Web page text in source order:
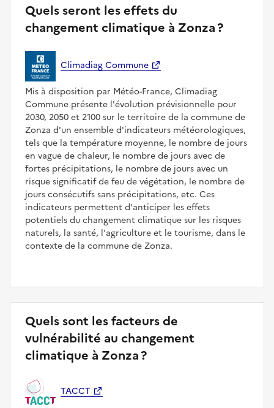
Quels seront les effets du
changement climatique à Zonza ?
Climadiag Commune
Mis à disposition par Météo-France, Climadiag
Commune présente l'évolution prévisionnelle pour
2030, 2050 et 2100 sur le territoire de la commune de
Zonza d'un ensemble d'indicateurs météorologiques,
tels que la température moyenne, le nombre de jours
en vague de chaleur, le nombre de jours avec de
fortes précipitations, le nombre de jours avec un
risque significatif de feu de végétation, le nombre de
jours consécutifs sans précipitations, etc. Ces
indicateurs permettent d'anticiper les effets
potentiels du changement climatique sur les risques
naturels, la santé, l'agriculture et le tourisme, dans le
contexte de la commune de Zonza.
Quels sont les facteurs de
vulnérabilité au changement
climatique à Zonza ?
TACCT